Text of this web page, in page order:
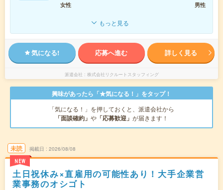
女性
男性
もっと見る
気になる! 応募へ進む 詳しく見る
派遣会社 株式会社リクルートスタッフィング
興味があったら「★気になる！」をタップ！
「気になる！」を押しておくと、派遣会社から
「面談確約」 や 「応募歓迎」 が届きます！
未読
NEW
掲載日 2026/08/08
土日祝休み×直雇用の可能性あり！大手企業営
業事務のオシゴト